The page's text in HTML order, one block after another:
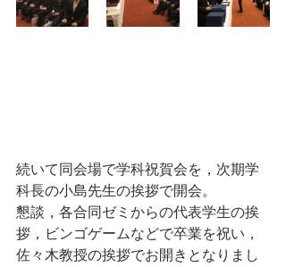
続いて同会場で学科祝賀会を，次期学
科長の小島先生の挨拶で開会。
懇談，各合同ゼミからの代表学生の挨
拶，ビンゴゲームなどで卒業を祝い，
佐々木教授の挨拶でお開きとなりまし